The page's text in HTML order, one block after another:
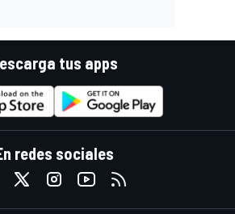
tus apps
redes sociales